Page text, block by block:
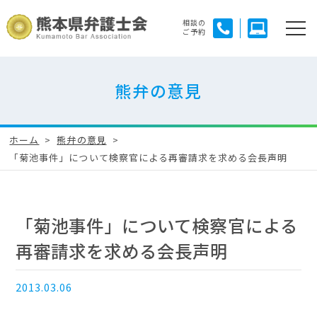
相談の
ご予約
熊弁の意見
ホーム
熊弁の意見
「菊池事件」について検察官による再審請求を求める会長声明
「菊池事件」について検察官による
再審請求を求める会長声明
2013.03.06